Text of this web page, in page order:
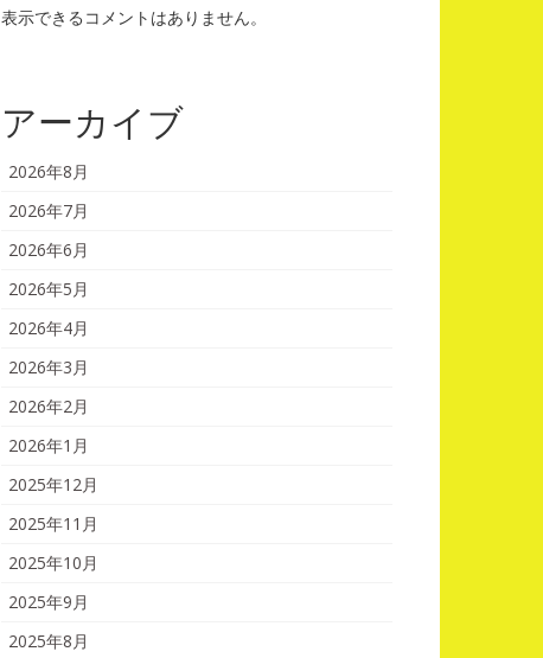
表示できるコメントはありません。
アーカイブ
2026年8月
2026年7月
2026年6月
2026年5月
2026年4月
2026年3月
2026年2月
2026年1月
2025年12月
2025年11月
2025年10月
2025年9月
2025年8月